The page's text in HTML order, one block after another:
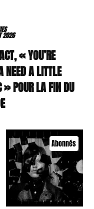
2026
« YOU’RE
NEED A LITTLE
» POUR LA FIN DU
Abonnés